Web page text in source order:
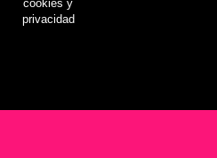
cookies y
privacidad